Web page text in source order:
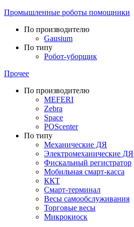
Промышленные роботы помощники
По производителю
Gausium
По типу
Робот-уборщик
Прочее
По производителю
MEFERI
Zebra
Space
POScenter
По типу
Механические ДЯ
Электромеханические ДЯ
Фискальный регистратор
Мобильная смарт-касса
ККТ
Смарт-терминал
Весы самообслуживания
Торговые весы
Микрокиоск